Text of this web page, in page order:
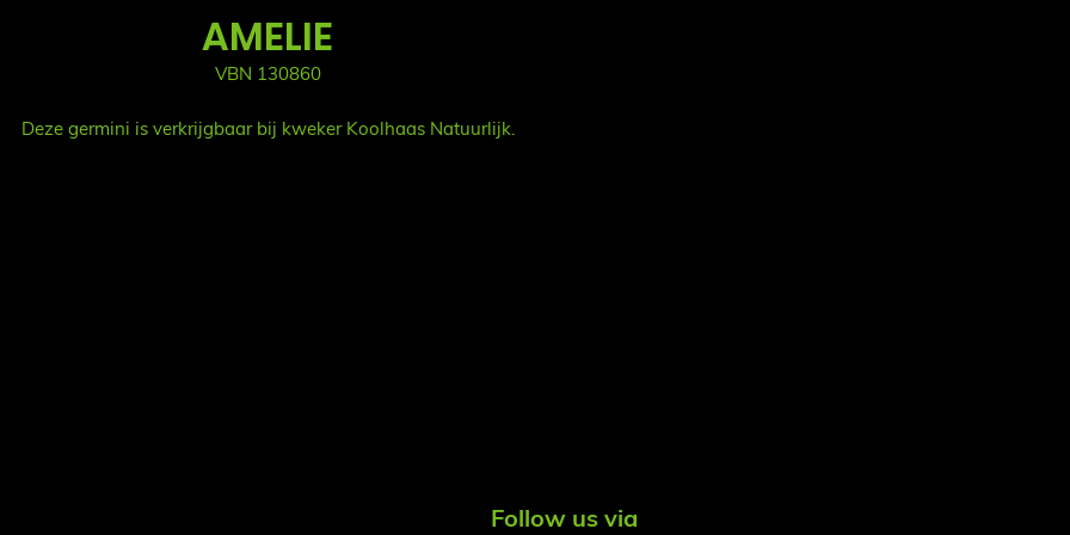
AMELIE
VBN 130860
Deze germini is verkrijgbaar bij kweker Koolhaas Natuurlijk.
Follow us via